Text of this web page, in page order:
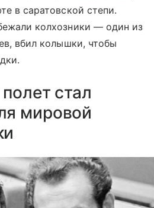
в саратовской степи.
колхозники — один из
вбил колышки, чтобы
стал
мировой